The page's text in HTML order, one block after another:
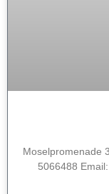
Moselpromenade
5066488